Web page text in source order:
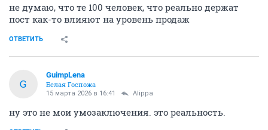
не думаю, что те 100 человек, что реально держат
пост как-то влияют на уровень продаж
ОТВЕТИТЬ
G
GuimpLena
Белая Госпожа
15 марта 2026 в 16:41 Alippa
ну это не мои умозаключения. это реальность.